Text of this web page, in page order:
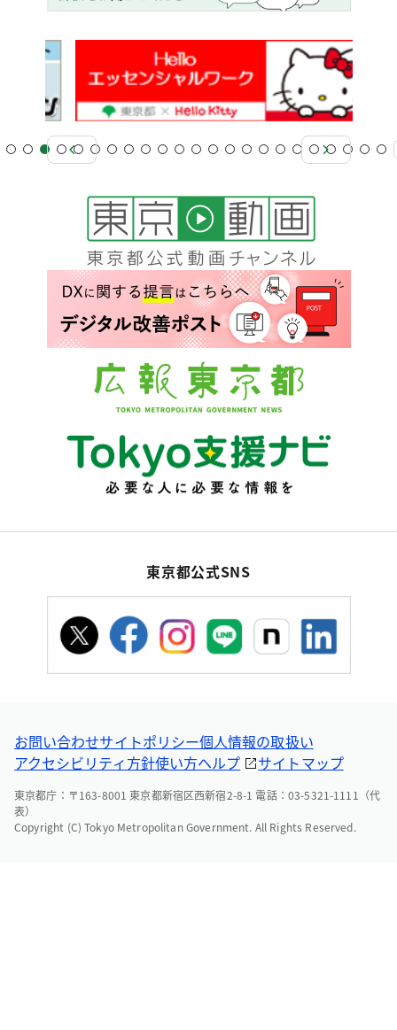
東京都公式SNS
お問い合わせサイトポリシー個人情報の取扱い
アクセシビリティ方針使い方ヘルプ サイトマップ
東京都庁：〒163-8001 東京都新宿区西新宿2-8-1 電話：03-5321-1111（代
表）
Copyright (C) Tokyo Metropolitan Government. All Rights Reserved.